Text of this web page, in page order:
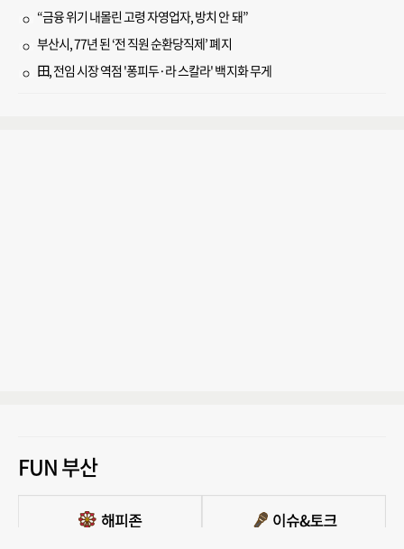
“금융 위기 내몰린 고령 자영업자, 방치 안 돼”
부산시, 77년 된 ‘전 직원 순환당직제’ 폐지
田, 전임 시장 역점 '퐁피두·라 스칼라' 백지화 무게
FUN 부산